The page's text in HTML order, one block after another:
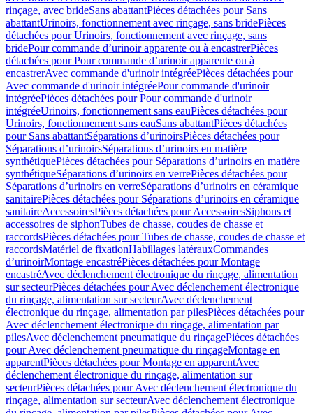
rinçage, avec brideSans abattantPièces détachées pour Sans
abattantUrinoirs, fonctionnement avec rinçage, sans bridePièces
détachées pour Urinoirs, fonctionnement avec rinçage, sans
bridePour commande d’urinoir apparente ou à encastrerPièces
détachées pour Pour commande d’urinoir apparente ou à
encastrerAvec commande d'urinoir intégréePièces détachées pour
Avec commande d'urinoir intégréePour commande d'urinoir
intégréePièces détachées pour Pour commande d'urinoir
intégréeUrinoirs, fonctionnement sans eauPièces détachées pour
Urinoirs, fonctionnement sans eauSans abattantPièces détachées
pour Sans abattantSéparations d’urinoirsPièces détachées pour
Séparations d’urinoirsSéparations d’urinoirs en matière
synthétiquePièces détachées pour Séparations d’urinoirs en matière
synthétiqueSéparations d’urinoirs en verrePièces détachées pour
Séparations d’urinoirs en verreSéparations d’urinoirs en céramique
sanitairePièces détachées pour Séparations d’urinoirs en céramique
sanitaireAccessoiresPièces détachées pour AccessoiresSiphons et
accessoires de siphonTubes de chasse, coudes de chasse et
raccordsPièces détachées pour Tubes de chasse, coudes de chasse et
raccordsMatériel de fixationHabillages latérauxCommandes
dʼurinoirMontage encastréPièces détachées pour Montage
encastréAvec déclenchement électronique du rinçage, alimentation
sur secteurPièces détachées pour Avec déclenchement électronique
du rinçage, alimentation sur secteurAvec déclenchement
électronique du rinçage, alimentation par pilesPièces détachées pour
Avec déclenchement électronique du rinçage, alimentation par
pilesAvec déclenchement pneumatique du rinçagePièces détachées
pour Avec déclenchement pneumatique du rinçageMontage en
apparentPièces détachées pour Montage en apparentAvec
déclenchement électronique du rinçage, alimentation sur
secteurPièces détachées pour Avec déclenchement électronique du
rinçage, alimentation sur secteurAvec déclenchement électronique